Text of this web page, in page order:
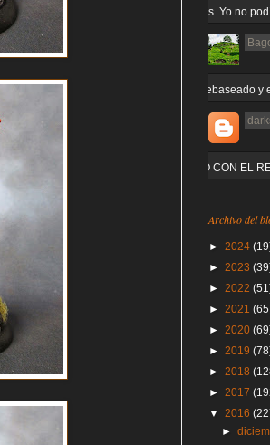
Jajaja gracias. Yo no
Increíble el rebaseado
Y QUE PASO CON EL
Archivo del
► 2024
► 2023
► 2022
► 2021
► 2020
► 2019
► 2018
► 2017
▼ 2016
►